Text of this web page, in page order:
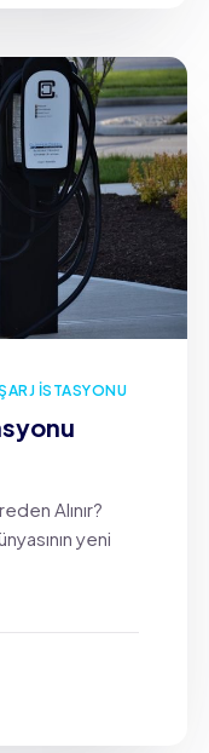
İSTASYONU
Alınır?
yeni